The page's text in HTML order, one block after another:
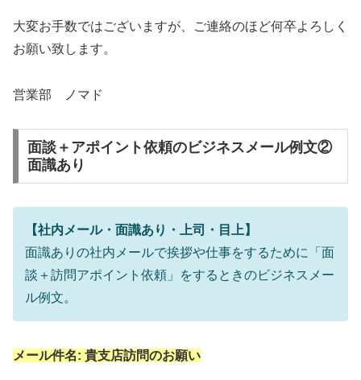
大変お手数ではございますが、ご連絡のほど何卒よろしく
お願い致します。
営業部 ノマド
面談＋アポイント依頼のビジネスメール例文②
面識あり
【社内メール・面識あり・上司・目上】
面識ありの社内メールで挨拶や仕事をするために「面
談＋訪問アポイント依頼」をするときのビジネスメー
ル例文。
メール件名: 貴支店訪問のお願い